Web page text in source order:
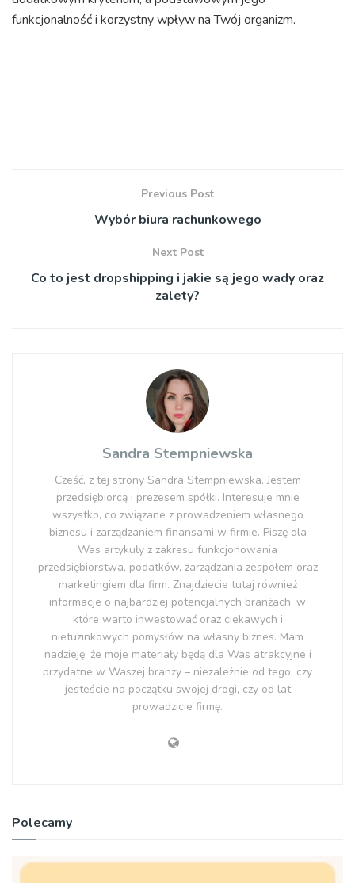
funkcjonalność i korzystny wpływ na Twój organizm.
Previous Post
Wybór biura rachunkowego
Next Post
Co to jest dropshipping i jakie są jego wady oraz
zalety?
Sandra Stempniewska
Cześć, z tej strony Sandra Stempniewska. Jestem
przedsiębiorcą i prezesem spółki. Interesuje mnie
wszystko, co związane z prowadzeniem własnego
biznesu i zarządzaniem finansami w firmie. Piszę dla
Was artykuły z zakresu funkcjonowania
przedsiębiorstwa, podatków, zarządzania zespołem oraz
marketingiem dla firm. Znajdziecie tutaj również
informacje o najbardziej potencjalnych branżach, w
które warto inwestować oraz ciekawych i
nietuzinkowych pomysłów na własny biznes. Mam
nadzieję, że moje materiały będą dla Was atrakcyjne i
przydatne w Waszej branży – niezależnie od tego, czy
jesteście na początku swojej drogi, czy od lat
prowadzicie firmę.
Polecamy